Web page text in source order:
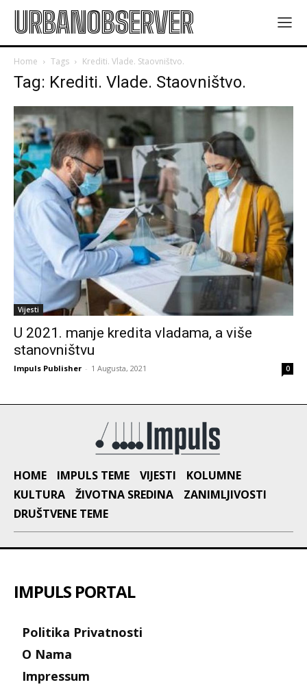
URBANOBSERVER
Home Tags Krediti. Vlade. Staovništvo.
Tag: Krediti. Vlade. Staovništvo.
Vijesti
U 2021. manje kredita vladama, a više
stanovništvu
Impuls Publisher - 1 Augusta, 2021 0
HOME IMPULS TEME VIJESTI
KOLUMNE
KULTURA
ŽIVOTNA SREDINA
ZANIMLJIVOSTI
DRUŠTVENE TEME
IMPULS PORTAL
Politika Privatnosti
O Nama
Impressum